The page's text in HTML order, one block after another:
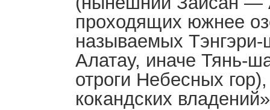
проходящих южнее
называемых
Алатау, иначе Тянь-
отроги Небесных
кокандских